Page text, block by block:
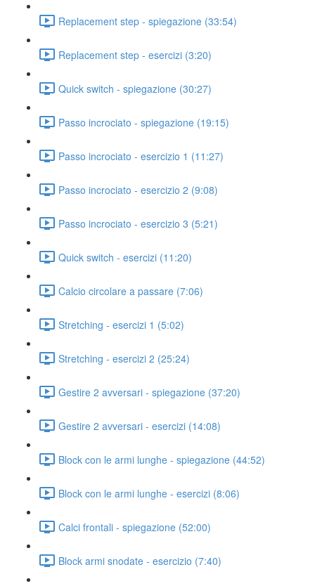
Replacement step - spiegazione (33:54)
Replacement step - esercizi (3:20)
Quick switch - spiegazione (30:27)
Passo incrociato - spiegazione (19:15)
Passo incrociato - esercizio 1 (11:27)
Passo incrociato - esercizio 2 (9:08)
Passo incrociato - esercizio 3 (5:21)
Quick switch - esercizi (11:20)
Calcio circolare a passare (7:06)
Stretching - esercizi 1 (5:02)
Stretching - esercizi 2 (25:24)
Gestire 2 avversari - spiegazione (37:20)
Gestire 2 avversari - esercizi (14:08)
Block con le armi lunghe - spiegazione (44:52)
Block con le armi lunghe - esercizi (8:06)
Calci frontali - spiegazione (52:00)
Block armi snodate - esercizio (7:40)